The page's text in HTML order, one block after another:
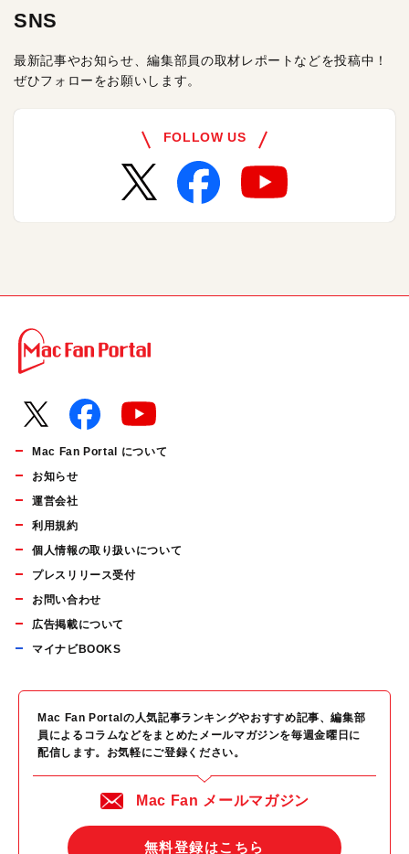
SNS
最新記事やお知らせ、編集部員の取材レポートなどを投稿中！
ぜひフォローをお願いします。
FOLLOW US
Mac Fan Portal について
お知らせ
運営会社
利用規約
個人情報の取り扱いについて
プレスリリース受付
お問い合わせ
広告掲載について
マイナビBOOKS
Mac Fan Portalの人気記事ランキングやおすすめ記事、編集部
員によるコラムなどをまとめたメールマガジンを毎週金曜日に
配信します。お気軽にご登録ください。
Mac Fan メールマガジン
無料登録はこちら